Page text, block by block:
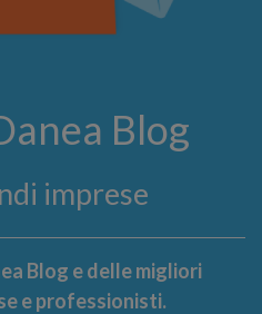
Blog
imprese
Blog e delle migliori
e professionisti.